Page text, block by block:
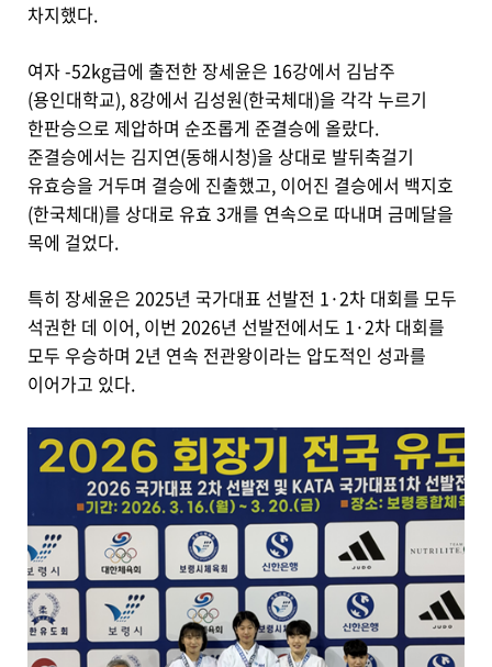
차지했다.
여자 -52kg급에 출전한 장세윤은 16강에서 김남주
(용인대학교), 8강에서 김성원(한국체대)을 각각 누르기
한판승으로 제압하며 순조롭게 준결승에 올랐다.
준결승에서는 김지연(동해시청)을 상대로 발뒤축걸기
유효승을 거두며 결승에 진출했고, 이어진 결승에서 백지호
(한국체대)를 상대로 유효 3개를 연속으로 따내며 금메달을
목에 걸었다.
특히 장세윤은 2025년 국가대표 선발전 1·2차 대회를 모두
석권한 데 이어, 이번 2026년 선발전에서도 1·2차 대회를
모두 우승하며 2년 연속 전관왕이라는 압도적인 성과를
이어가고 있다.